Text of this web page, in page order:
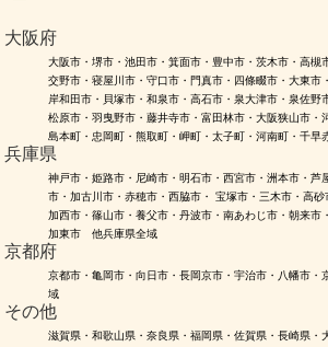
大阪府
大阪市・堺市・池田市・箕面市・豊中市・茨木市・高槻
交野市・寝屋川市・守口市・門真市・四條畷市・大東市
岸和田市・貝塚市・和泉市・高石市・泉大津市・泉佐野
松原市・羽曳野市・藤井寺市・富田林市・大阪狭山市・
島本町・忠岡町・熊取町・岬町・太子町・河南町・千早
兵庫県
神戸市・姫路市・尼崎市・明石市・西宮市・洲本市・芦
市・加古川市・赤穂市・西脇市・ 宝塚市・三木市・高砂
加西市・篠山市・養父市・丹波市・南あわじ市・朝来市
加東市 他兵庫県全域
京都府
京都市・亀岡市・向日市・長岡京市・宇治市・八幡市
域
その他
滋賀県・和歌山県・奈良県・福岡県・佐賀県・長崎県・